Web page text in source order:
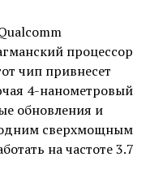
процессор
чип привнесет
4-нанометровый
обновления и
сверхмощным
на частоте 3.7